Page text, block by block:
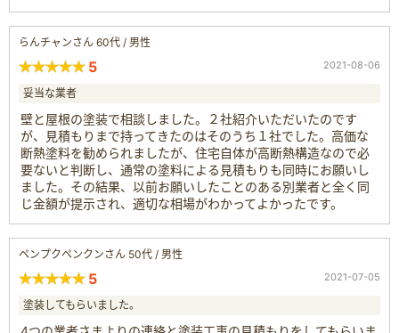
らんチャンさん 60代 / 男性
5 2021-08-06
妥当な業者
壁と屋根の塗装で相談しました。２社紹介いただいたのです
が、見積もりまで持ってきたのはそのうち１社でした。高価な
断熱塗料を勧められましたが、住宅自体が高断熱構造なので必
要ないと判断し、通常の塗料による見積もりも同時にお願いし
ました。その結果、以前お願いしたことのある別業者と全く同
じ金額が提示され、適切な相場がわかってよかったです。
ペンプクペンクンさん 50代 / 男性
5 2021-07-05
塗装してもらいました。